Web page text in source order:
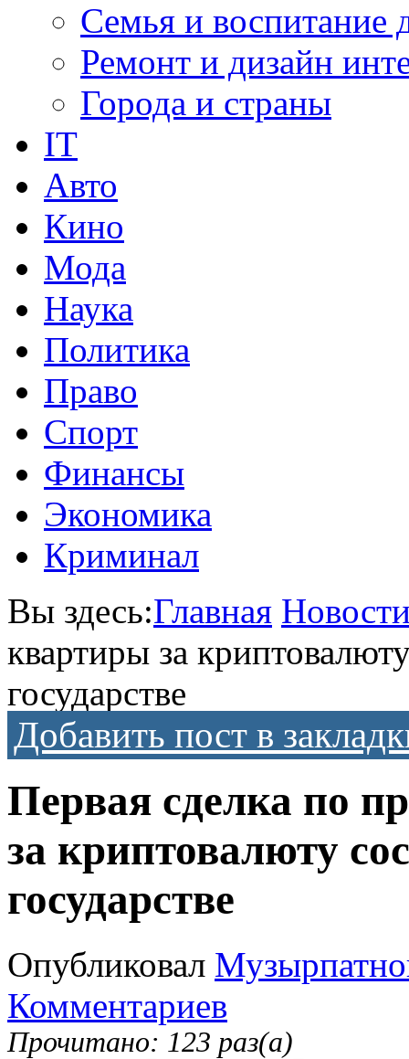
Семья и воспитание
Ремонт и дизайн
Города и страны
IT
Авто
Кино
Мода
Наука
Политика
Право
Спорт
Финансы
Экономика
Криминал
Вы здесь:Главная
квартиры за
государстве
Добавить пост в
Первая сделка по
за криптовалюту
государстве
Опубликовал
Комментариев
Прочитано: 123 раз(а)